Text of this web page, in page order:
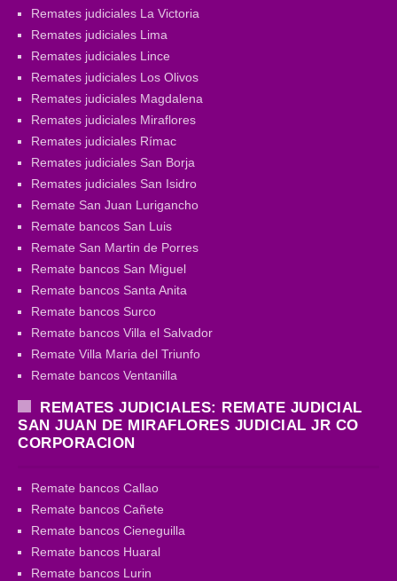
Remates judiciales La Victoria
Remates judiciales Lima
Remates judiciales Lince
Remates judiciales Los Olivos
Remates judiciales Magdalena
Remates judiciales Miraflores
Remates judiciales Rímac
Remates judiciales San Borja
Remates judiciales San Isidro
Remate San Juan Lurigancho
Remate bancos San Luis
Remate San Martin de Porres
Remate bancos San Miguel
Remate bancos Santa Anita
Remate bancos Surco
Remate bancos Villa el Salvador
Remate Villa Maria del Triunfo
Remate bancos Ventanilla
REMATES JUDICIALES: REMATE JUDICIAL
SAN JUAN DE MIRAFLORES JUDICIAL JR CO
CORPORACION
Remate bancos Callao
Remate bancos Cañete
Remate bancos Cieneguilla
Remate bancos Huaral
Remate bancos Lurin